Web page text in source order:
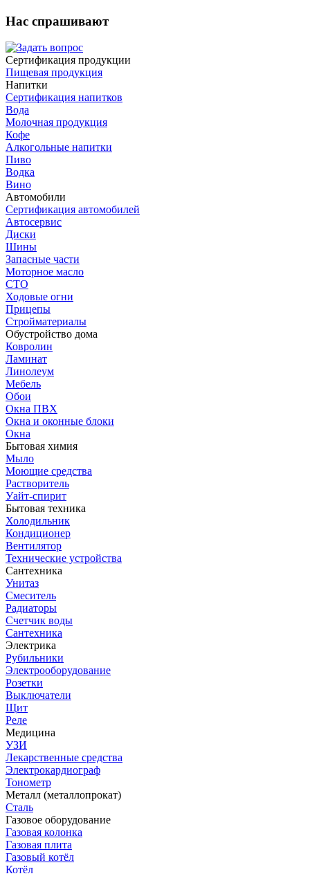
Нас спрашивают
Сертификация продукции
Пищевая продукция
Напитки
Сертификация напитков
Вода
Молочная продукция
Кофе
Алкогольные напитки
Пиво
Водка
Вино
Автомобили
Сертификация автомобилей
Автосервис
Диски
Шины
Запасные части
Моторное масло
СТО
Ходовые огни
Прицепы
Стройматериалы
Обустройство дома
Ковролин
Ламинат
Линолеум
Мебель
Обои
Окна ПВХ
Окна и оконные блоки
Окна
Бытовая химия
Мыло
Моющие средства
Растворитель
Уайт-спирит
Бытовая техника
Холодильник
Кондиционер
Вентилятор
Технические устройства
Сантехника
Унитаз
Смеситель
Радиаторы
Счетчик воды
Сантехника
Электрика
Рубильники
Электрооборудование
Розетки
Выключатели
Щит
Реле
Медицина
УЗИ
Лекарственные средства
Электрокардиограф
Тонометр
Металл (металлопрокат)
Сталь
Газовое оборудование
Газовая колонка
Газовая плита
Газовый котёл
Котёл